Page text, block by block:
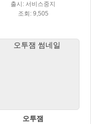
출시: 서비스중지
조회: 9,505
오투잼